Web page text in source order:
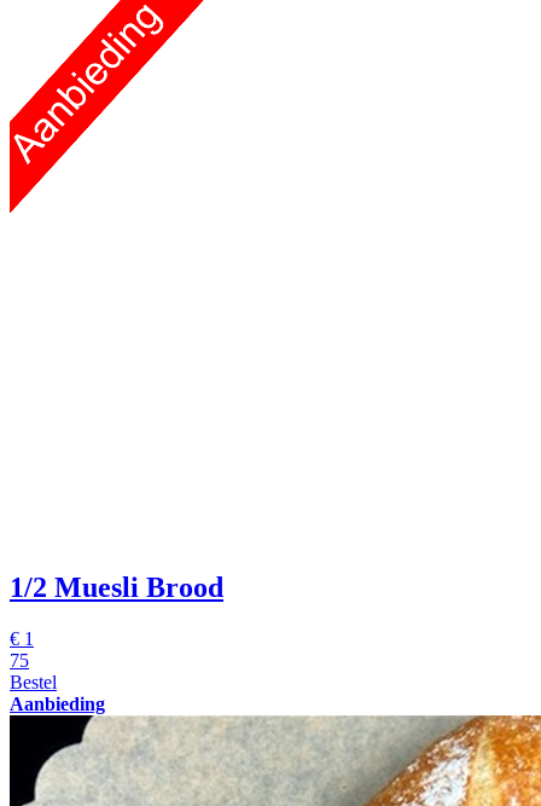
1/2 Muesli Brood
€ 1
75
Bestel
Aanbieding